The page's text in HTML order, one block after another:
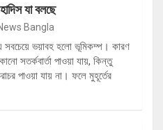
যা বলছে
Bangla
সবচেয়ে ভয়াবহ হলো ভূমিকম্প। কারণ
সতর্কবার্তা পাওয়া যায়, কিন্তু
পাওয়া যায় না। ফলে মুহূর্তের